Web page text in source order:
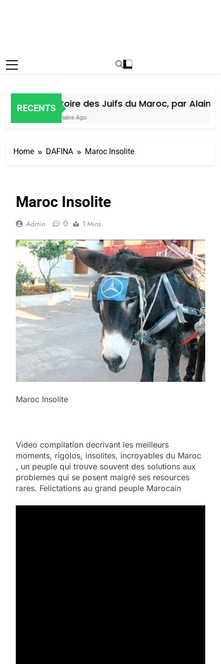
RECENTSHistoire des Juifs du Maroc, par Alain
1 Semaine Ago
Home DAFINA Maroc Insolite
Maroc Insolite
Admin 0 1 Mins
Maroc Insolite
Video compilation decrivant les meilleurs
moments, rigolos, insolites, incroyables du Maroc
, un peuple qui trouve souvent des solutions aux
problemes qui se posent malgré ses resources
rares. Felictations au grand peuple Marocain